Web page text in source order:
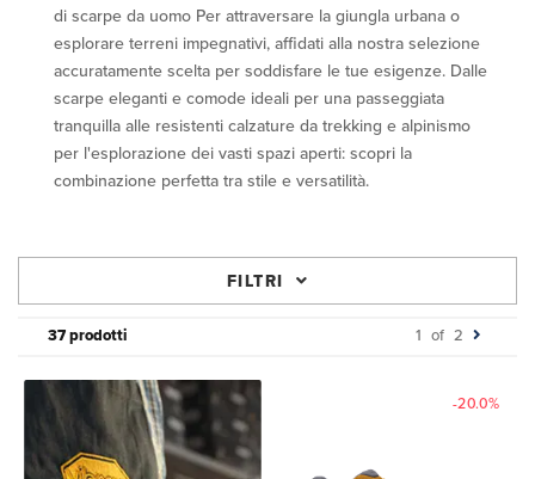
di scarpe da uomo Per attraversare la giungla urbana o
esplorare terreni impegnativi, affidati alla nostra selezione
accuratamente scelta per soddisfare le tue esigenze. Dalle
scarpe eleganti e comode ideali per una passeggiata
tranquilla alle resistenti calzature da trekking e alpinismo
per l'esplorazione dei vasti spazi aperti: scopri la
combinazione perfetta tra stile e versatilità.
FILTRI
37 prodotti 1 of 2
-20.0%